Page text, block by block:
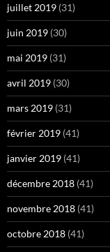
juillet 2019 (31)
juin 2019 (30)
mai 2019 (31)
avril 2019 (30)
mars 2019 (31)
février 2019 (41)
janvier 2019 (41)
décembre 2018 (41)
novembre 2018 (41)
octobre 2018 (41)